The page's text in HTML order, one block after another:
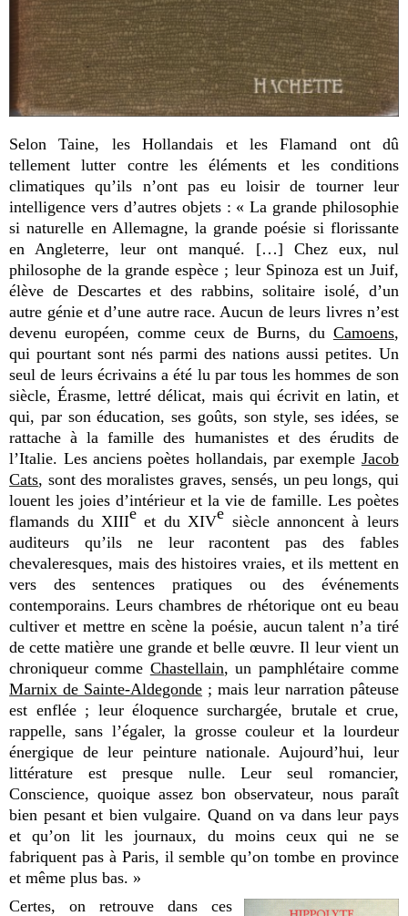
Selon Taine, les Hollandais et les Flamand ont dû
tellement lutter contre les éléments et les conditions
climatiques qu’ils n’ont pas eu loisir de tourner leur
intelligence vers d’autres objets : « La grande philosophie
si naturelle en Allemagne, la grande poésie si florissante
en Angleterre, leur ont manqué. […] Chez eux, nul
philosophe de la grande espèce ; leur Spinoza est un Juif,
élève de Descartes et des rabbins, solitaire isolé, d’un
autre génie et d’une autre race. Aucun de leurs livres n’est
devenu européen, comme ceux de Burns, du Camoens,
qui pourtant sont nés parmi des nations aussi petites. Un
seul de leurs écrivains a été lu par tous les hommes de son
siècle, Érasme, lettré délicat, mais qui écrivit en latin, et
qui, par son éducation, ses goûts, son style, ses idées, se
rattache à la famille des humanistes et des érudits de
l’Italie. Les anciens poètes hollandais, par exemple Jacob
Cats, sont des moralistes graves, sensés, un peu longs, qui
louent les joies d’intérieur et la vie de famille. Les poètes
flamands du XIIIeet du XIVe siècle annoncent à leurs
auditeurs qu’ils ne leur racontent pas des fables
chevaleresques, mais des histoires vraies, et ils mettent en
vers des sentences pratiques ou des événements
contemporains. Leurs chambres de rhétorique ont eu beau
cultiver et mettre en scène la poésie, aucun talent n’a tiré
de cette matière une grande et belle œuvre. Il leur vient un
chroniqueur comme Chastellain, un pamphlétaire comme
Marnix de Sainte-Aldegonde ; mais leur narration pâteuse
est enflée ; leur éloquence surchargée, brutale et crue,
rappelle, sans l’égaler, la grosse couleur et la lourdeur
énergique de leur peinture nationale. Aujourd’hui, leur
littérature est presque nulle. Leur seul romancier,
Conscience, quoique assez bon observateur, nous paraît
bien pesant et bien vulgaire. Quand on va dans leur pays
et qu’on lit les journaux, du moins ceux qui ne se
fabriquent pas à Paris, il semble qu’on tombe en province
et même plus bas. »
Certes, on retrouve dans ces